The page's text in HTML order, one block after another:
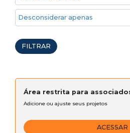
Desconsiderar apenas ações
FILTRAR
Área restrita para
Adicione ou ajuste seus projetos
ACESSAR